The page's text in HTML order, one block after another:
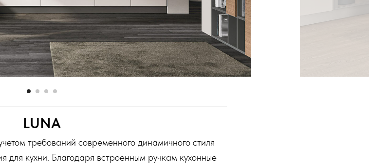
LUNA
требований современного динамичного стиля
для кухни. Благодаря встроенным ручкам кухонные